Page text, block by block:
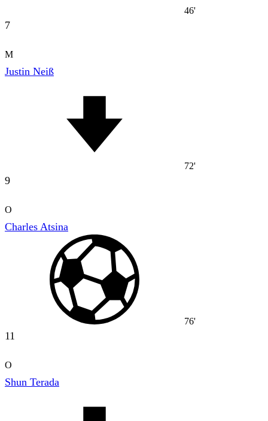
46'
7
M
Justin Neiß
72'
9
O
Charles Atsina
76'
11
O
Shun Terada